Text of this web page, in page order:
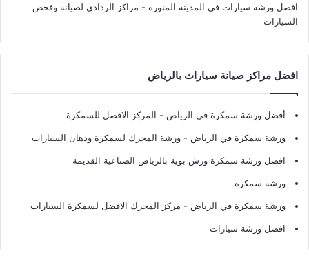
افضل ورشة سيارات في المدينة المنورة - مراكز الردادي لصيانة وفحص
السيارات
افضل مراكز صيانة سيارات بالرياض
أفضل ورشة سمكرة في الرياض - المركز الافضل للسمكرة
ورشة سمكرة في الرياض - ورشة المحرك لسمكرة ودهان السيارات
افضل ورشة سمكرة ورش بوية بالرياض الصناعية القديمة
ورشة سمكرة
ورشة سمكرة في الرياض - مركز المحرك الافضل لسمكرة السيارات
افضل ورشة سيارات